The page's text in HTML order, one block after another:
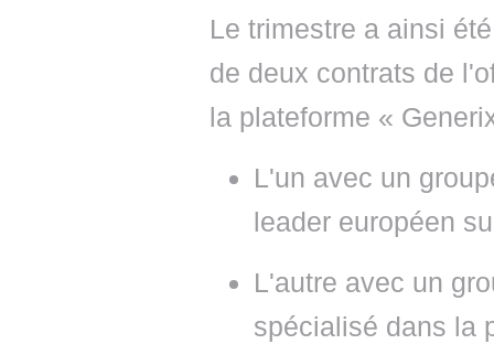
Le trimestre a ainsi
de deux contrats de
la plateforme «
L'un avec un
leader européen
L'autre avec un
spécialisé dans la